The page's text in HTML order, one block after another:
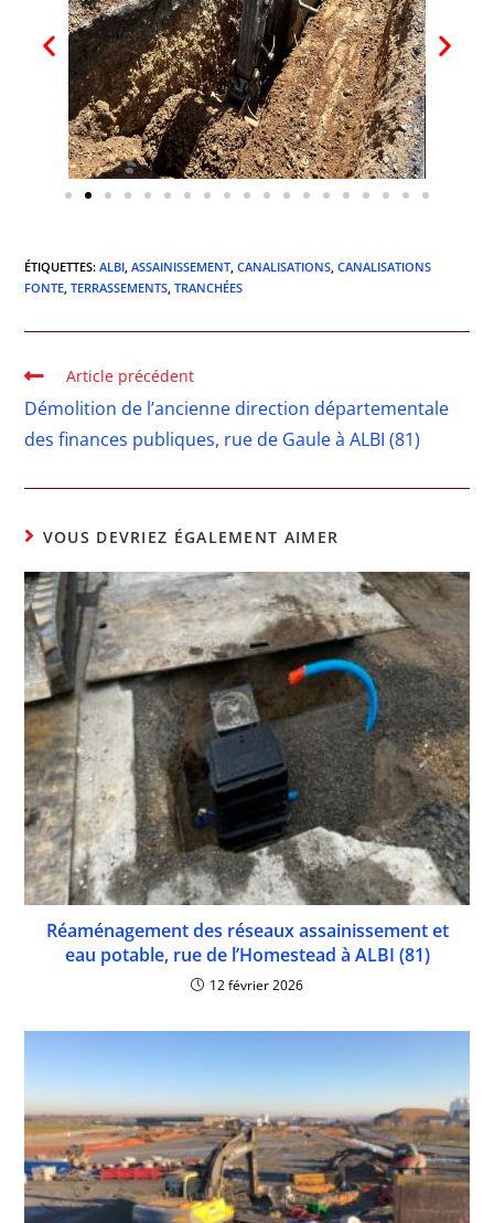
ÉTIQUETTES:ALBI, ASSAINISSEMENT, CANALISATIONS, CANALISATIONS
FONTE, TERRASSEMENTS, TRANCHÉES
Article précédent
Démolition de l’ancienne direction départementale
des finances publiques, rue de Gaule à ALBI (81)
VOUS DEVRIEZ ÉGALEMENT AIMER
Réaménagement des réseaux assainissement et
eau potable, rue de l’Homestead à ALBI (81)
12 février 2026